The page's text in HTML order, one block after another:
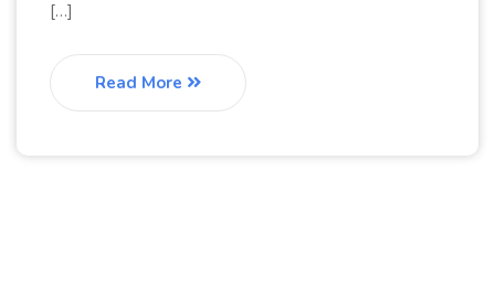
[…]
Read More